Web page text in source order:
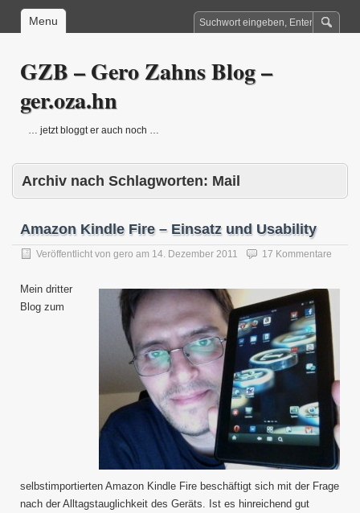
Menu
GZB – Gero Zahns Blog –
ger.oza.hn
… jetzt bloggt er auch noch …
Archiv nach Schlagworten: Mail
Amazon Kindle Fire – Einsatz und Usability
Veröffentlicht von gero am 14. Dezember 2011 17 Kommentare
Mein dritter
Blog zum
selbstimportierten Amazon Kindle Fire beschäftigt sich mit der Frage
nach der Alltagstauglichkeit des Geräts. Ist es hinreichend gut